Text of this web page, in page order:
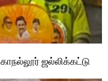
ஜல்லிக்கட்டு